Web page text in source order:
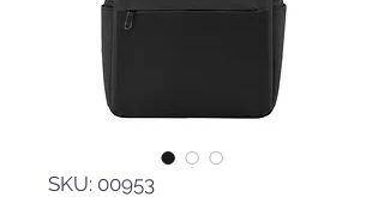
SKU: 00953